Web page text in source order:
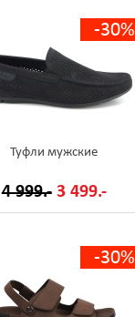
-30%
Туфли мужские
4 999.- 3 499.-
-30%